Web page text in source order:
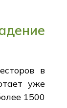
в
уже
1500